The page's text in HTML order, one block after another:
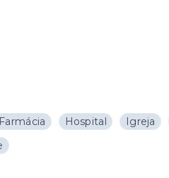
Farmácia Hospital Igreja